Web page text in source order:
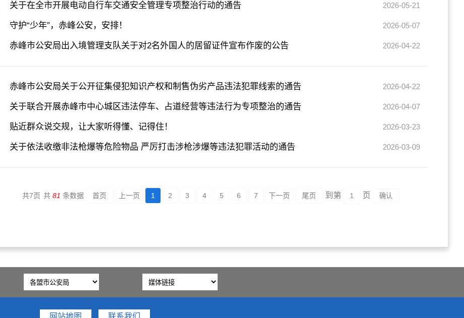
关于在全市开展电动自行车交通安全管理专项整治行动的通告 2026-05-21
守护“少年”，赤峰公安，安排！ 2026-05-07
赤峰市公安局出入境管理支队关于对2名外国人的居留证件宣布作废的公告 2026-04-22
赤峰市公安局关于公开征集侵犯知识产权和制售伪劣产品违法犯罪线索的通告 2026-04-22
关于联合开展赤峰市中心城区违法停车、占道经营等违法行为专项整治的通告 2026-04-07
贴近群众说交规，让大家听得懂、记得住！ 2026-03-23
关于依法收缴非法枪爆等危险物品 严厉打击涉枪涉爆等违法犯罪活动的通告 2026-03-09
共7页 共 81 条数据 首页 上一页 1 2 3 4 5 6 7 下一页 尾页 到第 页